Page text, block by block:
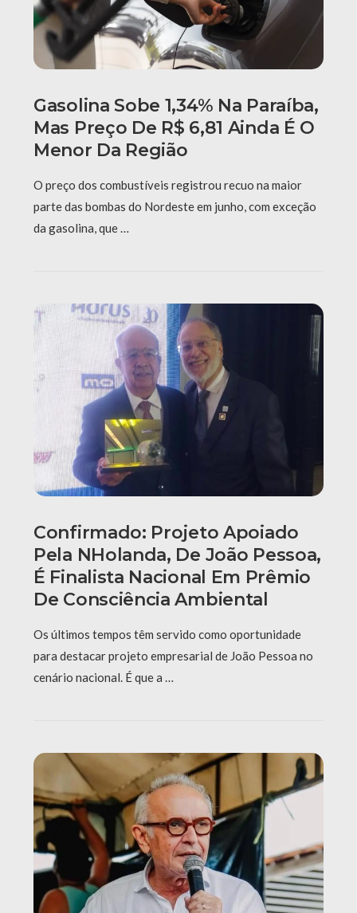
Gasolina Sobe 1,34% Na Paraíba,
Mas Preço De R$ 6,81 Ainda É O
Menor Da Região
O preço dos combustíveis registrou recuo na maior
parte das bombas do Nordeste em junho, com exceção
da gasolina, que …
Confirmado: Projeto Apoiado
Pela NHolanda, De João Pessoa,
É Finalista Nacional Em Prêmio
De Consciência Ambiental
Os últimos tempos têm servido como oportunidade
para destacar projeto empresarial de João Pessoa no
cenário nacional. É que a …